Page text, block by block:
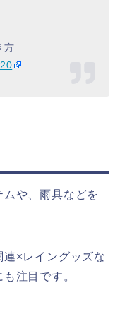
方
や、雨具などを
×レイングッズな
注目です。